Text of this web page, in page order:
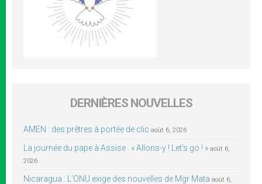
DERNIÈRES NOUVELLES
AMEN : des prêtres à portée de clic août 6, 2026
La journée du pape à Assise : « Allons-y ! Let’s go ! » août 6,
2026
Nicaragua : L’ONU exige des nouvelles de Mgr Mata août 6,